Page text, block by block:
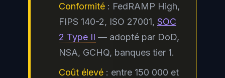
Conformité : FedRAMP High,
FIPS 140-2, ISO 27001, SOC
2 Type II — adopté par DoD,
NSA, GCHQ, banques tier 1.
Coût élevé : entre 150 000 et